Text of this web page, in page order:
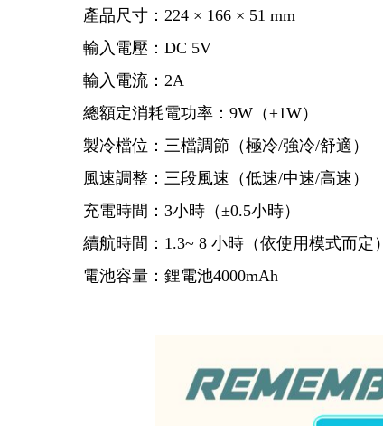
產品尺寸：224 × 166 × 51 mm
輸入電壓：DC 5V
輸入電流：2A
總額定消耗電功率：9W（±1W）
製冷檔位：三檔調節（極冷/強冷/舒適）
風速調整：三段風速（低速/中速/高速）
充電時間：3小時（±0.5小時）
續航時間：1.3~ 8 小時（依使用模式而定）
電池容量：鋰電池4000mAh